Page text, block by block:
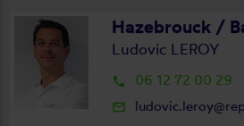
Hazebrouck /
Ludovic LEROY
local_phone 06 12 72 00 29
mail_outline